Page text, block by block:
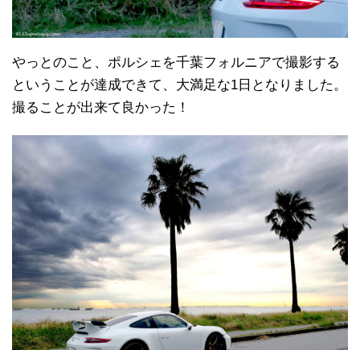
やっとのこと、ポルシェを千葉フォルニアで撮影する
ということが達成できて、大満足な1日となりました。
撮ることが出来て良かった！